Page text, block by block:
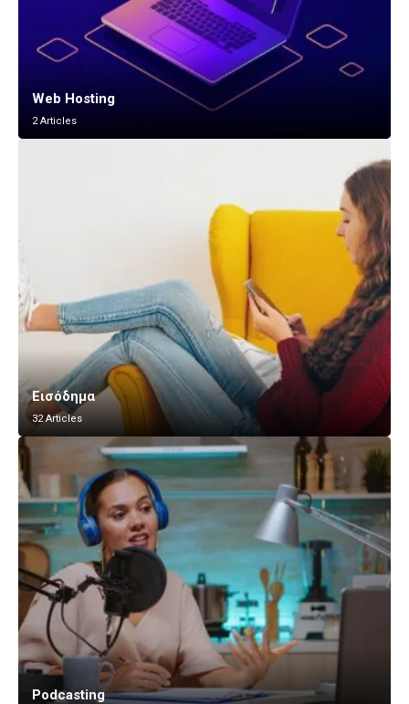
Web Hosting
2 Articles
Εισόδημα
32 Articles
Podcasting
Vlogging